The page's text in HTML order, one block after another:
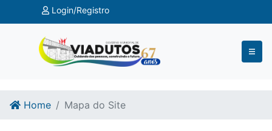
Ir para o conteúdo
Ir para o fim do conteúdo
Login/Registro
Home Mapa do Site